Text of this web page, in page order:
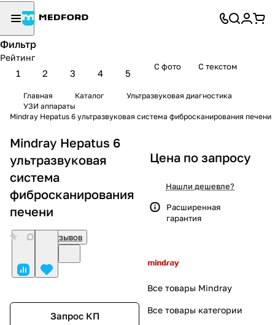
Фильтр
Рейтинг
1 2 3 4 5
С фото С текстом
Главная Каталог
Ультразвуковая диагностика
УЗИ аппараты
Mindray Hepatus 6 ультразвуковая система фибросканирования печени
Mindray Hepatus 6
ультразвуковая
система
фибросканирования
печени
Нет отзывов
Запрос КП
Цена по запросу
Нашли дешевле?
Расширенная
гарантия
Все товары Mindray
Все товары категории